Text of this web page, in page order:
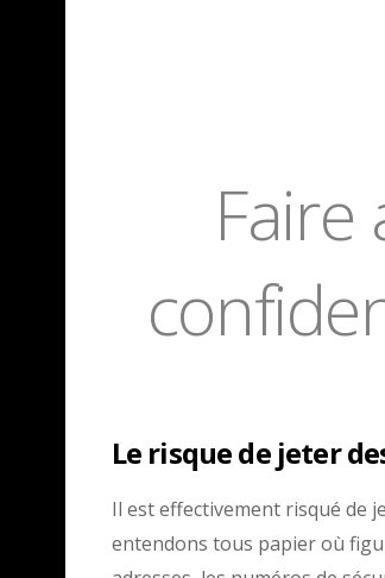
Le risque de jeter
Il est effectivement risqué de
entendons tous papier où